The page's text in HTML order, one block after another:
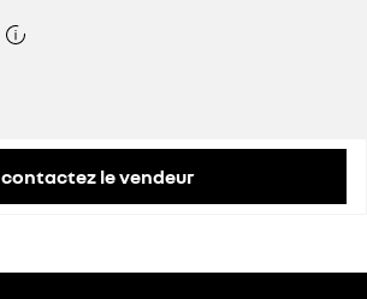
contactez le vendeur